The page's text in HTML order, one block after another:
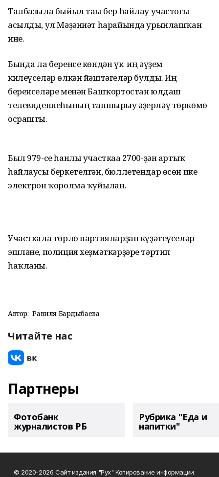
Талбазыла быйыл тағы бер һайлау участогы
асылды, ул Мәҙәниәт һарайында урынлашҡан
ине.
Бында ла беренсе көндән үк иң әүҙем
килеүселәр өлкән йәштәгеләр булды. Иң
беренселәре менән Башҡортостан юлдаш
телевидениеһының тапшырыу әҙерләү төркөмө
осрашты.
Был 979-се һанлы участкаға 2700-ҙән артыҡ
һайлаусы беркетелгән, бюллетендар өсөн ике
электрон ҡоролма ҡуйылған.
Участкала төрлө партияларҙан күҙәтеүселәр
эшләне, полиция хеҙмәткәрҙәре тәртип
һаҡланы.
Автор: Равиля Бардыбаева
Читайте нас
Партнеры
Фотобанк
журналистов РБ
Рубрика "Еда и
напитки"
© 2020-2026 Сайт издания "Рух" Копирование информации